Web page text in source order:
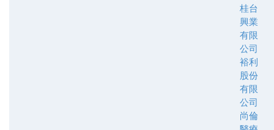
桂台
興業
有限
公司
裕利
股份
有限
公司
尚倫